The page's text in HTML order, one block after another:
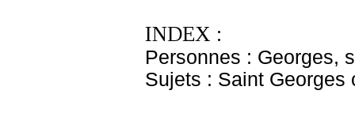
INDEX :
Personnes : Georges,
Sujets : Saint Georges